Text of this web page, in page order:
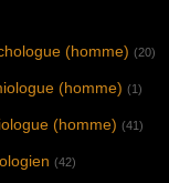
(homme) (20)
(homme) (1)
(homme) (41)
(42)